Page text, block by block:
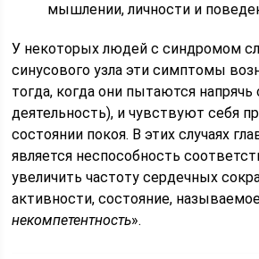
мышлении, личности и
У некоторых людей с синдромом
синусового узла эти симптомы
тогда, когда они пытаются
деятельность), и чувствуют себя
состоянии покоя. В этих случаях
является неспособность
увеличить частоту сердечных
активности, состояние,
некомпетентность».